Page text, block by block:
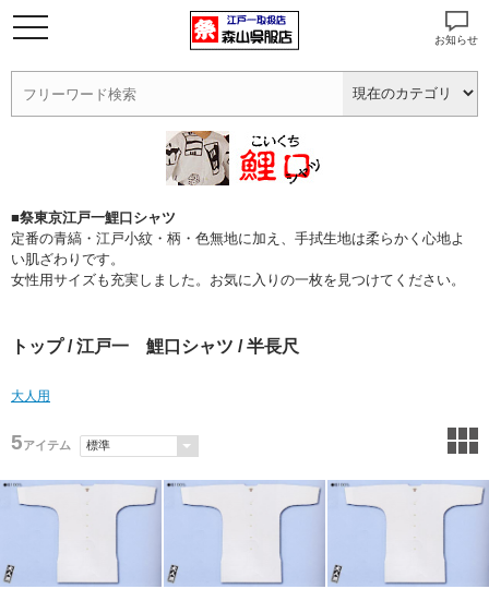
お知らせ
■祭東京江戸一鯉口シャツ
定番の青縞・江戸小紋・柄・色無地に加え、手拭生地は柔らかく心地よ
い肌ざわりです。
女性用サイズも充実しました。お気に入りの一枚を見つけてください。
トップ/江戸一 鯉口シャツ / 半長尺
大人用
5アイテム